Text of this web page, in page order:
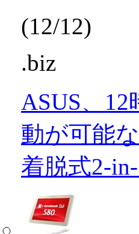
(12/12)
.biz
ASUS、
動が可能
着脱式2-